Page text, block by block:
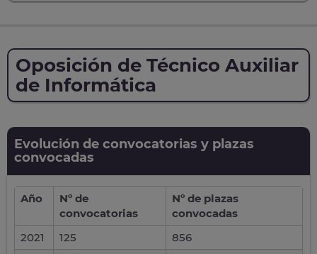
Oposición de Técnico Auxiliar
de Informática
Evolución de convocatorias y plazas
convocadas
Año
Nº de
convocatorias
Nº de plazas
convocadas
2021
125
856